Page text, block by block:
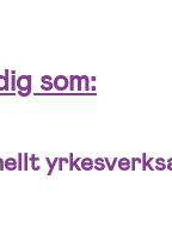
som: